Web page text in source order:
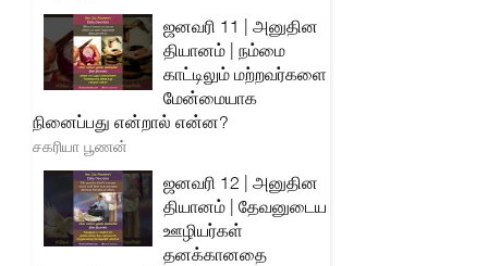
ஜனவரி 11 | அனுதின
தியானம் | நம்மை
காட்டிலும் மற்றவர்களை
மேன்மையாக
நினைப்பது என்றால் என்ன?
சகரியா பூணன்
ஜனவரி 12 | அனுதின
தியானம் | தேவனுடைய
ஊழியர்கள்
தனக்கானதை